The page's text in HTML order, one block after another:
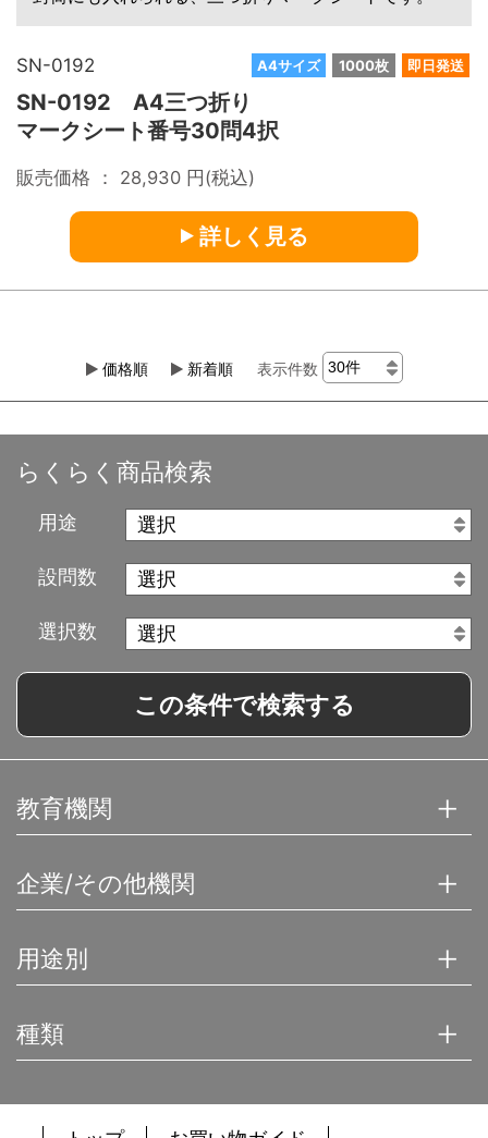
A4サイズ 1000枚 即日発送
SN-0192
SN-0192 A4三つ折り
マークシート番号30問4択
販売価格 ： 28,930 円(税込)
詳しく見る
価格順 新着順 表示件数
らくらく商品検索
用途
設問数
選択数
この条件で検索する
教育機関
企業/その他機関
用途別
種類